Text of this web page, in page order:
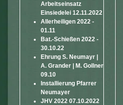
Arbeitseinsatz
Einsiedelei 12.11.2022
Allerheiligen 2022 -
01.11
Bat.-Schießen 2022 -
30.10.22
Ehrung S. Neumayr |
A. Grander | M. Gollner
09.10
Installierung Pfarrer
Neumayer
JHV 2022 07.10.2022